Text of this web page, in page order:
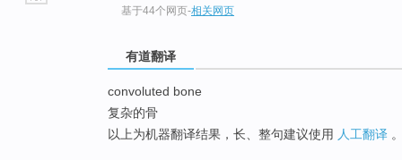
基于44个网页-相关网页
有道翻译
convoluted bone
复杂的骨
以上为机器翻译结果，长、整句建议使用 人工翻译